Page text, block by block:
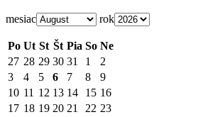
mesiac rok
Po Ut St Št Pia So Ne
27 28 29 30 31 1
2
3
4 5 6 7 8
9
10 11 12 13 14 15 16
17 18 19 20 21 22 23